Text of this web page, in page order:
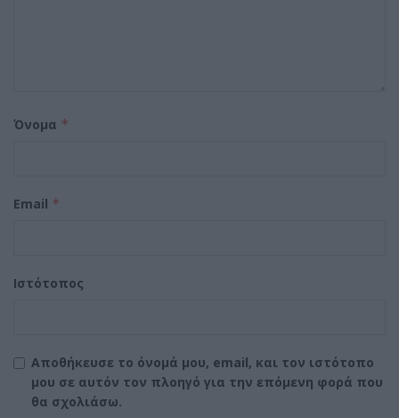
Όνομα *
Email *
Ιστότοπος
Αποθήκευσε το όνομά μου, email, και τον ιστότοπο
μου σε αυτόν τον πλοηγό για την επόμενη φορά που
θα σχολιάσω.